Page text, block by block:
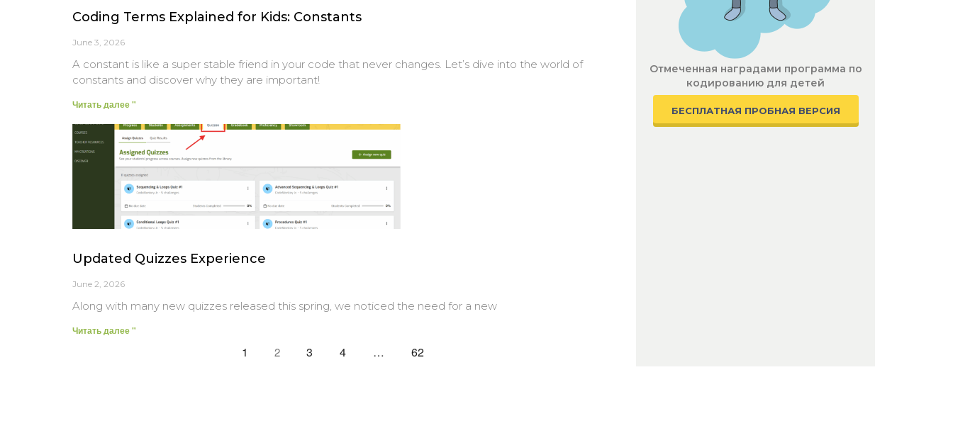
Coding Terms Explained for Kids: Constants
June 3, 2026
A constant is like a super stable friend in your code that never changes. Let’s dive into the world of
constants and discover why they are important!
Читать далее "
Updated Quizzes Experience
June 2, 2026
Along with many new quizzes released this spring, we noticed the need for a new
Читать далее "
1 2 3 4 … 62
Отмеченная наградами программа по
кодированию для детей
БЕСПЛАТНАЯ ПРОБНАЯ ВЕРСИЯ